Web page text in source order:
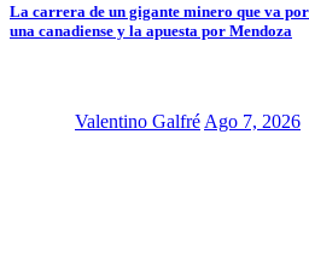
La carrera de un gigante minero que va
una canadiense y la apuesta por Mendoza
Valentino Galfré Ago 7, 2026